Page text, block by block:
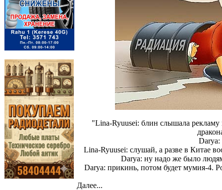
"Lina-Ryuusei: блин слышала
Darya:
Lina-Ryuusei: слушай, а разве в Китае
Darya: ну надо же было
Darya: прикинь, потом будет мумия-4.
Далее...